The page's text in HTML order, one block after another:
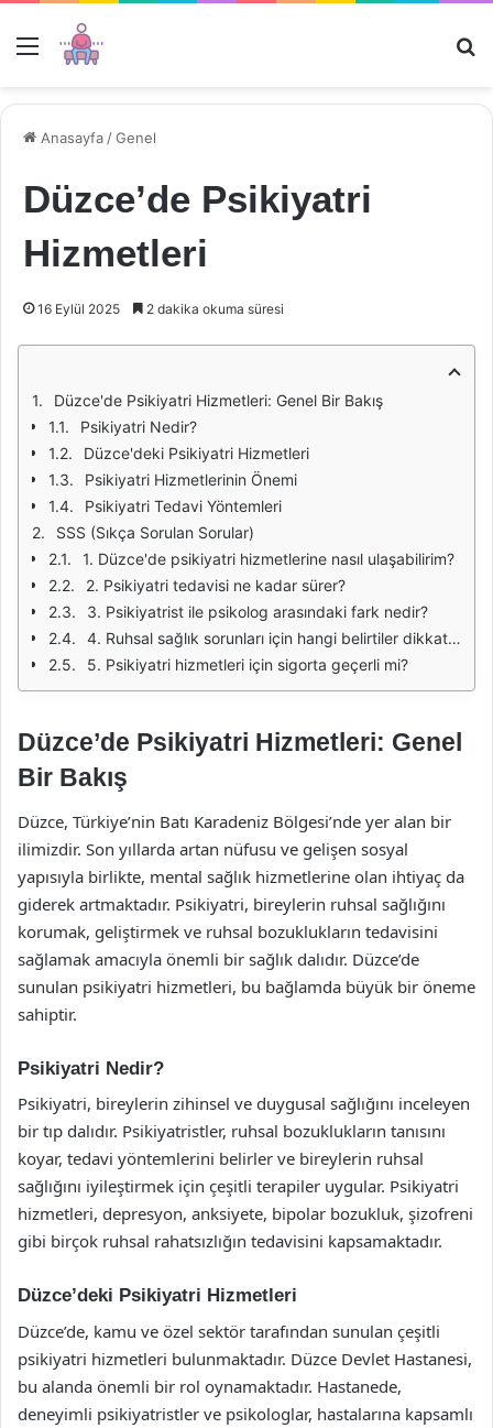
Menü
Anasayfa /Genel
Düzce’de Psikiyatri
Hizmetleri
16 Eylül 2025 2 dakika okuma süresi
Düzce'de Psikiyatri Hizmetleri: Genel Bir Bakış
Psikiyatri Nedir?
Düzce'deki Psikiyatri Hizmetleri
Psikiyatri Hizmetlerinin Önemi
Psikiyatri Tedavi Yöntemleri
SSS (Sıkça Sorulan Sorular)
1. Düzce'de psikiyatri hizmetlerine nasıl ulaşabilirim?
2. Psikiyatri tedavisi ne kadar sürer?
3. Psikiyatrist ile psikolog arasındaki fark nedir?
4. Ruhsal sağlık sorunları için hangi belirtiler dikkate alınmalıdır?
5. Psikiyatri hizmetleri için sigorta geçerli mi?
Düzce’de Psikiyatri Hizmetleri: Genel
Bir Bakış
Düzce, Türkiye’nin Batı Karadeniz Bölgesi’nde yer alan bir
ilimizdir. Son yıllarda artan nüfusu ve gelişen sosyal
yapısıyla birlikte, mental sağlık hizmetlerine olan ihtiyaç da
giderek artmaktadır. Psikiyatri, bireylerin ruhsal sağlığını
korumak, geliştirmek ve ruhsal bozuklukların tedavisini
sağlamak amacıyla önemli bir sağlık dalıdır. Düzce’de
sunulan psikiyatri hizmetleri, bu bağlamda büyük bir öneme
sahiptir.
Psikiyatri Nedir?
Psikiyatri, bireylerin zihinsel ve duygusal sağlığını inceleyen
bir tıp dalıdır. Psikiyatristler, ruhsal bozuklukların tanısını
koyar, tedavi yöntemlerini belirler ve bireylerin ruhsal
sağlığını iyileştirmek için çeşitli terapiler uygular. Psikiyatri
hizmetleri, depresyon, anksiyete, bipolar bozukluk, şizofreni
gibi birçok ruhsal rahatsızlığın tedavisini kapsamaktadır.
Düzce’deki Psikiyatri Hizmetleri
Düzce’de, kamu ve özel sektör tarafından sunulan çeşitli
psikiyatri hizmetleri bulunmaktadır. Düzce Devlet Hastanesi,
bu alanda önemli bir rol oynamaktadır. Hastanede,
deneyimli psikiyatristler ve psikologlar, hastalarına kapsamlı